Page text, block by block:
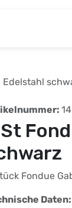
Edelstahl
Fondue
Daten: